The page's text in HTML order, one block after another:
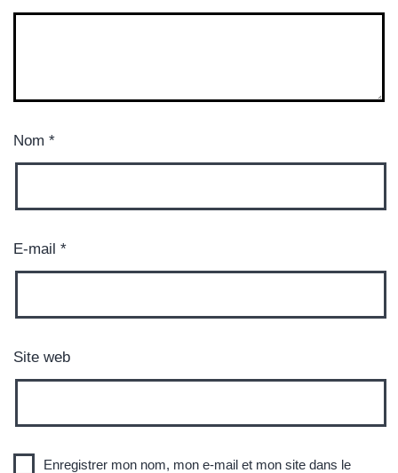
Nom *
E-mail *
Site web
Enregistrer mon nom, mon e-mail et mon site dans le